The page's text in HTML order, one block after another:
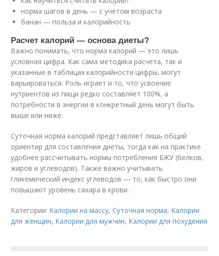
норма шагов в день — с учетом возраста
банан — польза и калорийность
Расчет калорий — основа диеты?
Важно понимать, что норма калорий — это лишь
условная цифра. Как сама методика расчета, так и
указанные в таблицах калорийности цифры, могут
варьироваться. Роль играет и то, что усвоение
нутриентов из пищи редко составляет 100%, а
потребности в энергии в конкретный день могут быть
выше или ниже.
Суточная норма калорий представляет лишь общий
ориентир для составления диеты, тогда как на практике
удобнее рассчитывать нормы потребления БЖУ (белков,
жиров и углеводов). Также важно учитывать
гликемический индекс углеводов — то, как быстро они
повышают уровень сахара в крови.
Категории: Калории на массу,Суточная норма, Калории
для женщин, Калории для мужчин, Калории для похудения